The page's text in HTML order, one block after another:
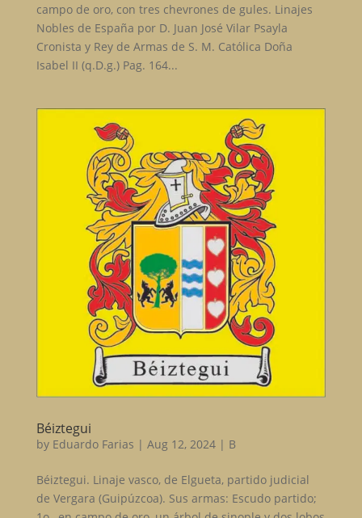
campo de oro, con tres chevrones de gules. Linajes
Nobles de España por D. Juan José Vilar Psayla
Cronista y Rey de Armas de S. M. Católica Doña
Isabel II (q.D.g.) Pag. 164...
Béiztegui
by Eduardo Farias | Aug 12, 2024| B
Béiztegui. Linaje vasco, de Elgueta, partido judicial
de Vergara (Guipúzcoa). Sus armas: Escudo partido;